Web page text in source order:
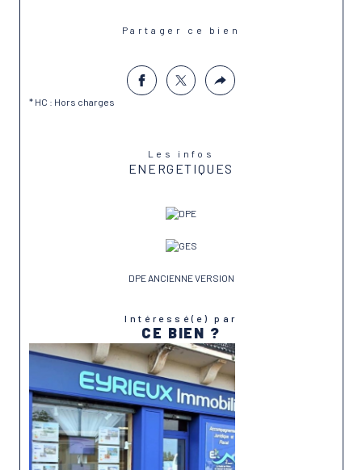
Partager ce bien
* HC : Hors charges
Les infos
ENERGETIQUES
DPE ANCIENNE VERSION
Intéressé(e) par
CE BIEN ?